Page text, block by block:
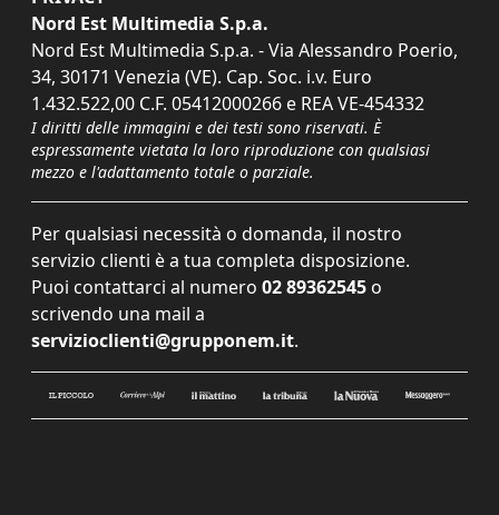
Nord Est Multimedia S.p.a.
Nord Est Multimedia S.p.a. - Via Alessandro Poerio,
34, 30171 Venezia (VE). Cap. Soc. i.v. Euro
1.432.522,00 C.F. 05412000266 e REA VE-454332
I diritti delle immagini e dei testi sono riservati. È
espressamente vietata la loro riproduzione con qualsiasi
mezzo e l'adattamento totale o parziale.
Per qualsiasi necessità o domanda, il nostro
servizio clienti è a tua completa disposizione.
Puoi contattarci al numero 02 89362545 o
scrivendo una mail a
servizioclienti@grupponem.it.